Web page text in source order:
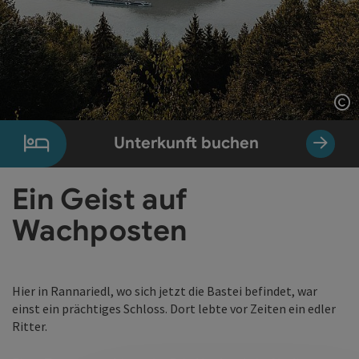
Unterkunft buchen
Ein Geist auf
Wachposten
Hier in Rannariedl, wo sich jetzt die Bastei befindet, war
einst ein prächtiges Schloss. Dort lebte vor Zeiten ein edler
Ritter.